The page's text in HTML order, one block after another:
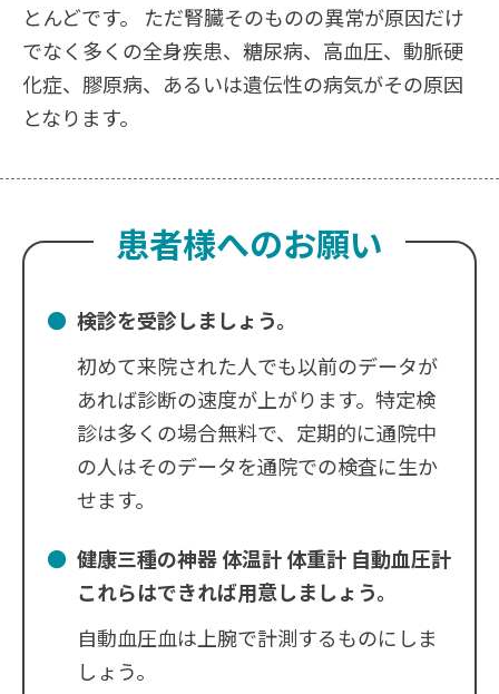
とんどです。 ただ腎臓そのものの異常が原因だけ
でなく多くの全身疾患、糖尿病、高血圧、動脈硬
化症、膠原病、あるいは遺伝性の病気がその原因
となります。
患者様へのお願い
検診を受診しましょう。
初めて来院された人でも以前のデータが
あれば診断の速度が上がります。特定検
診は多くの場合無料で、定期的に通院中
の人はそのデータを通院での検査に生か
せます。
健康三種の神器 体温計 体重計 自動血圧計
これらはできれば用意しましょう。
自動血圧血は上腕で計測するものにしま
しょう。